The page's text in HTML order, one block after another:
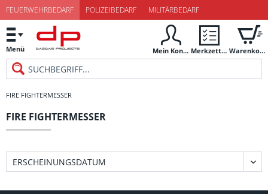
FEUERWEHRBEDARF POLIZEIBEDARF MILITÄRBEDARF
Menü Mein Konto Merkzettel Warenkorb
FIRE FIGHTERMESSER
FIRE FIGHTERMESSER